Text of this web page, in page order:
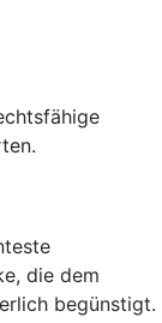
die dem
begünstigt.